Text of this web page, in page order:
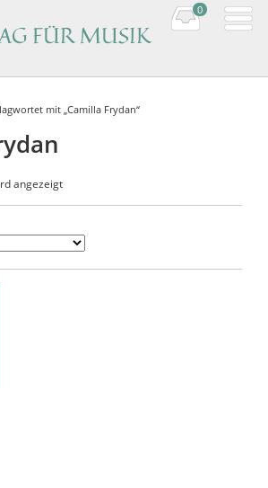
FÜR MUSIK
0
mit „Camilla Frydan“
angezeigt